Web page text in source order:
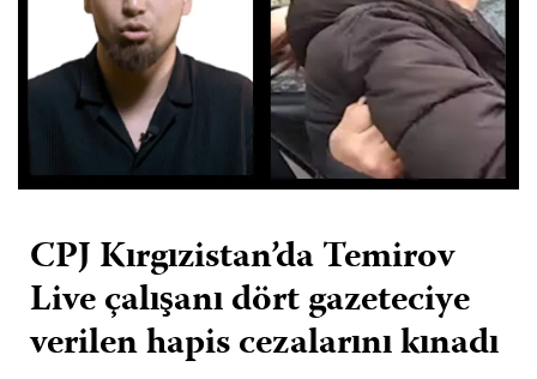
CPJ Kırgızistan’da Temirov
Live çalışanı dört gazeteciye
verilen hapis cezalarını kınadı